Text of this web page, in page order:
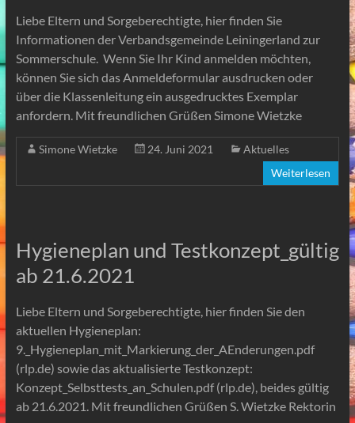
Liebe Eltern und Sorgeberechtigte, hier finden Sie
Informationen der Verbandsgemeinde Leiningerland zur
Sommerschule. Wenn Sie Ihr Kind anmelden möchten,
können Sie sich das Anmeldeformular ausdrucken oder
über die Klassenleitung ein ausgedrucktes Exemplar
anfordern. Mit freundlichen Grüßen Simone Wietzke
Simone Wietzke 24. Juni 2021
Aktuelles
Weiterlesen
Hygieneplan und Testkonzept_gültig
ab 21.6.2021
Liebe Eltern und Sorgeberechtigte, hier finden Sie den
aktuellen Hygieneplan:
9._Hygieneplan_mit_Markierung_der_AEnderungen.pdf
(rlp.de) sowie das aktualisierte Testkonzept:
Konzept_Selbsttests_an_Schulen.pdf (rlp.de), beides gültig
ab 21.6.2021. Mit freundlichen Grüßen S. Wietzke Rektorin